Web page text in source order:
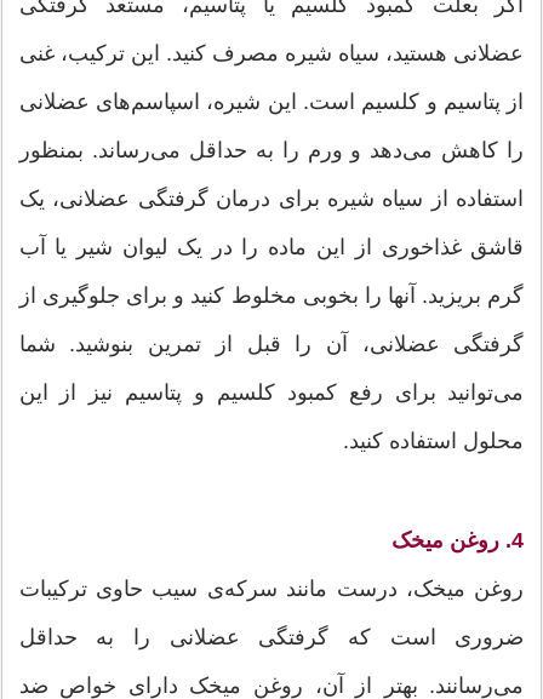
اگر بعلت کمبود کلسیم یا پتاسیم، مستعد گرفتگی
عضلانی هستید، سیاه شیره مصرف کنید. این ترکیب، غنی
از پتاسیم و کلسیم است. این شیره، اسپاسم‌های عضلانی
را کاهش می‌دهد و ورم را به حداقل می‌رساند. بمنظور
استفاده از سیاه شیره برای درمان گرفتگی عضلانی، یک
قاشق غذاخوری از این ماده را در یک لیوان شیر یا آب
گرم بریزید. آنها را بخوبی مخلوط کنید و برای جلوگیری از
گرفتگی عضلانی، آن را قبل از تمرین بنوشید. شما
می‌توانید برای رفع کمبود کلسیم و پتاسیم نیز از این
محلول استفاده کنید.
4. روغن میخک
روغن میخک، درست مانند سرکه‌ی سیب حاوی ترکیبات
ضروری است که گرفتگی عضلانی را به حداقل
می‌رسانند. بهتر از آن، روغن میخک دارای خواص ضد